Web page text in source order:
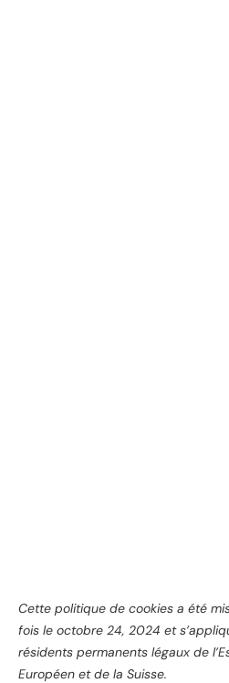
Cette politique de cookies a été
fois le octobre 24, 2024 et
résidents permanents légaux de
Européen et de la Suisse.